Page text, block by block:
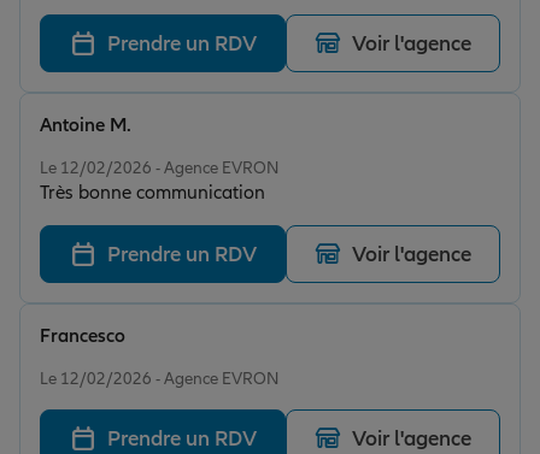
Prendre un RDV Voir l'agence
Le 12/02/2026 - Agence EVRON
Très bonne communication
Antoine M.
Prendre un RDV Voir l'agence
Le 12/02/2026 - Agence EVRON
Francesco
Prendre un RDV Voir l'agence